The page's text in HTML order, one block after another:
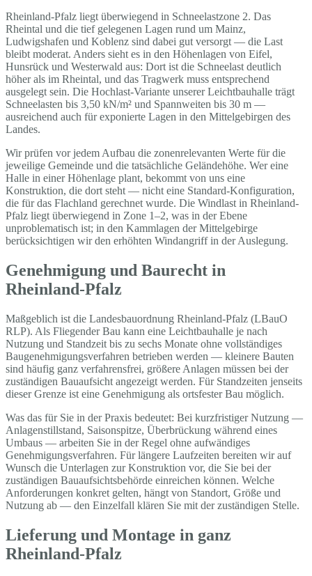
Rheinland-Pfalz liegt überwiegend in Schneelastzone 2. Das
Rheintal und die tief gelegenen Lagen rund um Mainz,
Ludwigshafen und Koblenz sind dabei gut versorgt — die Last
bleibt moderat. Anders sieht es in den Höhenlagen von Eifel,
Hunsrück und Westerwald aus: Dort ist die Schneelast deutlich
höher als im Rheintal, und das Tragwerk muss entsprechend
ausgelegt sein. Die Hochlast-Variante unserer Leichtbauhalle trägt
Schneelasten bis 3,50 kN/m² und Spannweiten bis 30 m —
ausreichend auch für exponierte Lagen in den Mittelgebirgen des
Landes.
Wir prüfen vor jedem Aufbau die zonenrelevanten Werte für die
jeweilige Gemeinde und die tatsächliche Geländehöhe. Wer eine
Halle in einer Höhenlage plant, bekommt von uns eine
Konstruktion, die dort steht — nicht eine Standard-Konfiguration,
die für das Flachland gerechnet wurde. Die Windlast in Rheinland-
Pfalz liegt überwiegend in Zone 1–2, was in der Ebene
unproblematisch ist; in den Kammlagen der Mittelgebirge
berücksichtigen wir den erhöhten Windangriff in der Auslegung.
Genehmigung und Baurecht in
Rheinland-Pfalz
Maßgeblich ist die Landesbauordnung Rheinland-Pfalz (LBauO
RLP). Als Fliegender Bau kann eine Leichtbauhalle je nach
Nutzung und Standzeit bis zu sechs Monate ohne vollständiges
Baugenehmigungsverfahren betrieben werden — kleinere Bauten
sind häufig ganz verfahrensfrei, größere Anlagen müssen bei der
zuständigen Bauaufsicht angezeigt werden. Für Standzeiten jenseits
dieser Grenze ist eine Genehmigung als ortsfester Bau möglich.
Was das für Sie in der Praxis bedeutet: Bei kurzfristiger Nutzung —
Anlagenstillstand, Saisonspitze, Überbrückung während eines
Umbaus — arbeiten Sie in der Regel ohne aufwändiges
Genehmigungsverfahren. Für längere Laufzeiten bereiten wir auf
Wunsch die Unterlagen zur Konstruktion vor, die Sie bei der
zuständigen Bauaufsichtsbehörde einreichen können. Welche
Anforderungen konkret gelten, hängt von Standort, Größe und
Nutzung ab — den Einzelfall klären Sie mit der zuständigen Stelle.
Lieferung und Montage in ganz
Rheinland-Pfalz